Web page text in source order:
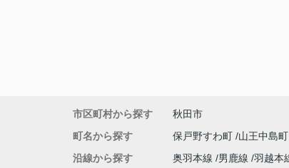
市区町村から探す
秋田市
町名から探す
保戸野すわ町 山王中島町
沿線から探す
奥羽本線 男鹿線 羽越本